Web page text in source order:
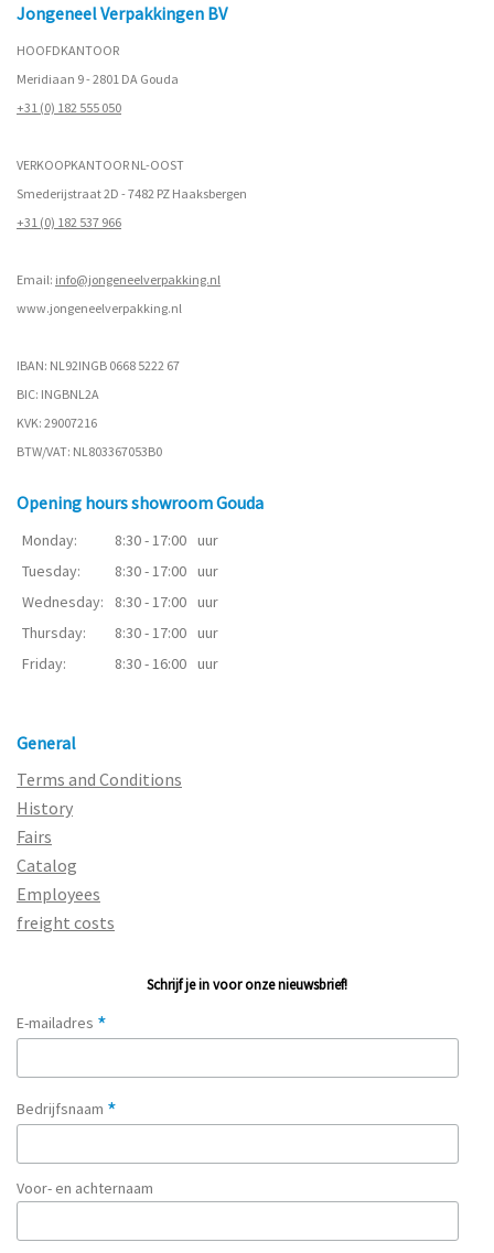
Jongeneel Verpakkingen BV
HOOFDKANTOOR
Meridiaan 9 - 2801 DA Gouda
+31 (0) 182 555 050
VERKOOPKANTOOR NL-OOST
Smederijstraat 2D - 7482 PZ Haaksbergen
+31 (0) 182 537 966
Email: info@jongeneelverpakking.nl
www.jongeneelverpakking.nl
IBAN: NL92INGB 0668 5222 67
BIC: INGBNL2A
KVK: 29007216
BTW/VAT: NL803367053B0
Opening hours showroom Gouda
Monday: 8:30 - 17:00 uur
Tuesday:
8:30 - 17:00 uur
Wednesday:
8:30 - 17:00 uur
Thursday:
8:30 - 17:00 uur
Friday:
8:30 - 16:00 uur
General
Terms and Conditions
History
Fairs
Catalog
Employees
freight costs
Schrijf je in voor onze nieuwsbrief!
E-mailadres *
Bedrijfsnaam *
Voor- en achternaam